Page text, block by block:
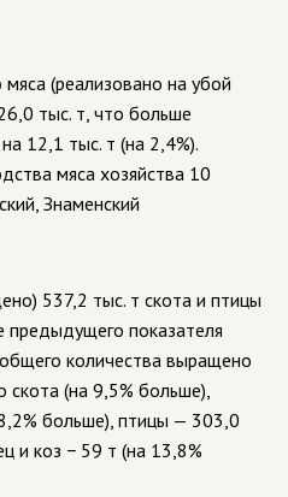
(реализовано на убой
тыс. т, что больше
12,1 тыс. т (на 2,4%).
мяса хозяйства 10
Знаменский
537,2 тыс. т скота и птицы
показателя
количества выращено
скота (на 9,5% больше),
больше), птицы — 303,0
и коз − 59 т (на 13,8%